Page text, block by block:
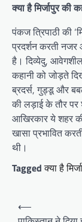
क्या है मिर्जापुर की
पंकज त्रिपाठी की
प्रदर्शन करती नजर
है। दिव्येदु, आवेगशील
कहानी को जोड़ते
ब्रदर्स, गुड्डू और
की लड़ाई के तौर
आखिरकार ये शहर
खासा प्रभावित
थी।
Taggedक्या है
Post
⟵